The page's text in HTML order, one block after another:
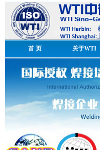
首 页 关于WTI